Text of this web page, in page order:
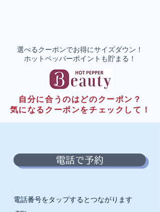
選べるクーポンでお得にサイズダウン！
​ホットペッパーポイントも貯まる！
自分に合うのはどのクーポン？
​気になるクーポンをチェックして！
電話で予約
電話番号をタップするとつながります